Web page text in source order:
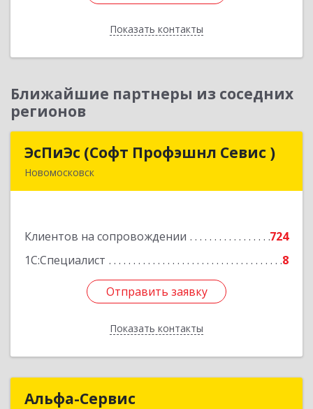
Показать контакты
Назад
Ближайшие партнеры из соседних
регионов
ЭсПиЭс (Софт Профэшнл Севис )
Новомосковск
Клиентов на сопровождении
724
1С:Специалист
8
Отправить заявку
Показать контакты
ЭсПиЭс (Софт Профэшнл Севис )
Подробнее
Отправить заявку
Назад
Альфа-Сервис